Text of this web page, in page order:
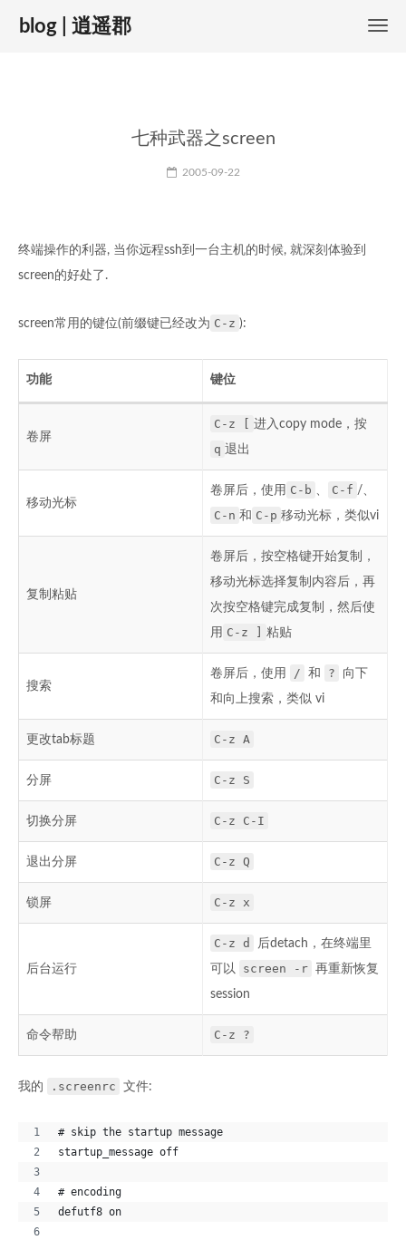
blog | 逍遥郡
七种武器之screen
2005-09-22
终端操作的利器, 当你远程ssh到一台主机的时候, 就深刻体验到
screen的好处了.
screen常用的键位(前缀键已经改为 C-z ):
功能 键位
卷屏
C-z [ 进入copy mode，按
q 退出
移动光标
卷屏后，使用 C-b 、 C-f /、
C-n 和 C-p 移动光标，类似vi
复制粘贴
卷屏后，按空格键开始复制，
移动光标选择复制内容后，再
次按空格键完成复制，然后使
用 C-z ] 粘贴
搜索
卷屏后，使用 / 和 ?
向下
和向上搜索，类似 vi
更改tab标题 C-z A
分屏 C-z S
切换分屏 C-z C-I
退出分屏 C-z Q
锁屏 C-z x
后台运行
C-z d
后detach，在终端里
可以
screen -r 再重新恢复
session
命令帮助 C-z ?
我的 .screenrc 文件:
# skip the startup message
startup_message off
# encoding
defutf8 on